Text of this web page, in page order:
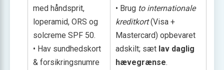
med håndsprit,
loperamid, ORS og
solcreme SPF 50.
• Hav sundhedskort
& forsikringsnumre
• Brug to internationale
kreditkort(Visa +
Mastercard) opbevaret
adskilt; sæt lav daglig
hævegrænse.